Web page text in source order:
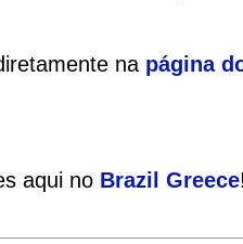
na página
aqui no Brazil Greece!